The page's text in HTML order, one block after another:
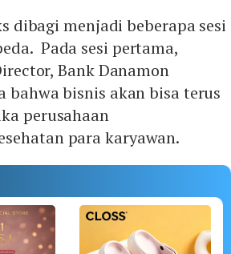
dibagi menjadi beberapa sesi
Pada sesi pertama,
Bank Danamon
bahwa bisnis akan bisa terus
perusahaan
para karyawan.